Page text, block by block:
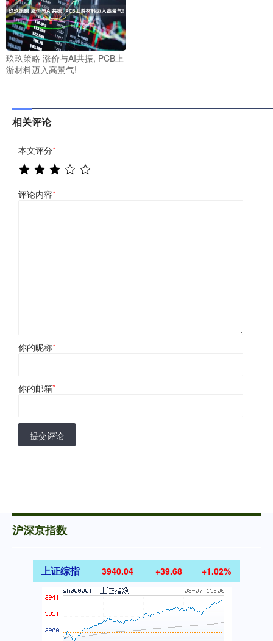
玖玖策略 涨价与AI共振, PCB上
游材料迈入高景气!
相关评论
本文评分*
评论内容*
你的昵称*
你的邮箱*
提交评论
沪深京指数
上证综指 3940.04 +39.68 +1.02%